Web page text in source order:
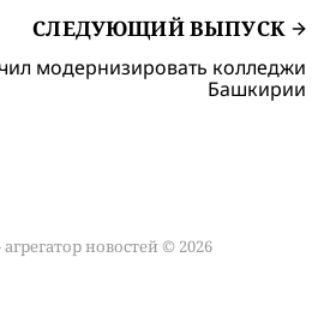
СЛЕДУЮЩИЙ ВЫПУСК
модернизировать колледжи
Башкирии
новостей © 2026